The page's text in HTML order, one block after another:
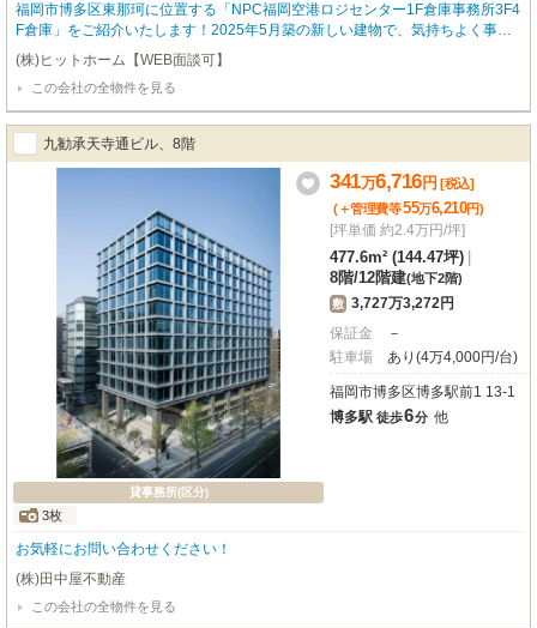
福岡市博多区東那珂に位置する「NPC福岡空港ロジセンター1F倉庫事務所3F4
F倉庫」をご紹介いたします！2025年5月築の新しい建物で、気持ちよく事業
をスタートできる築浅物件です。西鉄バス「上半道橋」バス停までわずか徒歩
2分とアクセスしやすく、通勤や物流の拠点としても大変便利ですね。広々と
した1455.51㎡の空間は、倉庫と事務所を兼ね備え、多様なビジネスニーズに
お応えできるでしょう。無料駐車場やエレベーター、給排水設備も完備してお
り、大型車の進入も可能ですので、物流倉庫や作業所として効率的な運営が期
待できます。幹線道路沿いの立地とI.C近くという点も、ビジネスチャンスを
広げる大きな魅力です。業務スーパーが徒歩4分と、日々のちょっとした買い
出しにも困りません。ぜひ一度、この広さと利便性を兼ね備えた理想のビジネ
ス空間を現地でご体感ください。
(株)ヒットホーム【WEB面談可】
この会社の全物件を見る
九勧承天寺通ビル、8階
貸事務所(区分)
3枚
341万6,716円 [税込]
(＋管理費等55万6,210円)
[坪単価 約2.4万円/坪]
477.6m² (144.47坪)
8階/12階建(地下2階)
敷 3,727万3,272円
保証金
－
駐車場
あり(4万4,000円/台)
福岡市博多区博多駅前1 13-1
博多駅 徒歩6分 他
お気軽にお問い合わせください！
(株)田中屋不動産
この会社の全物件を見る